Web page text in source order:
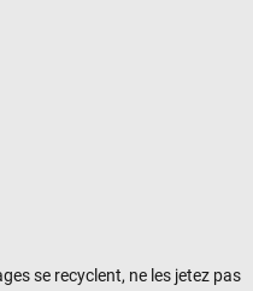
se recyclent, ne les jetez pas